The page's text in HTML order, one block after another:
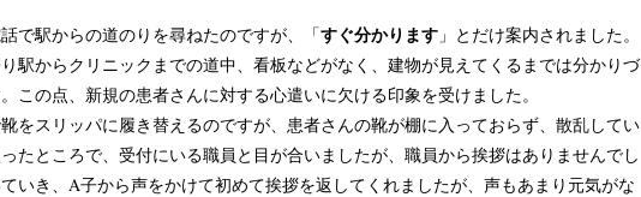
で駅からの道のりを尋ねたのですが、「すぐ分かります 」とだけ案内されました。
駅からクリニックまでの道中、看板などがなく、建物が見えてくるまでは分かりづ
この点、新規の患者さんに対する心遣いに欠ける印象を受けました。
をスリッパに履き替えるのですが、患者さんの靴が棚に入っておらず、散乱してい
たところで、受付にいる職員と目が合いましたが、職員から挨拶はありませんでし
いき、A子から声をかけて初めて挨拶を返してくれましたが、声もあまり元気がな